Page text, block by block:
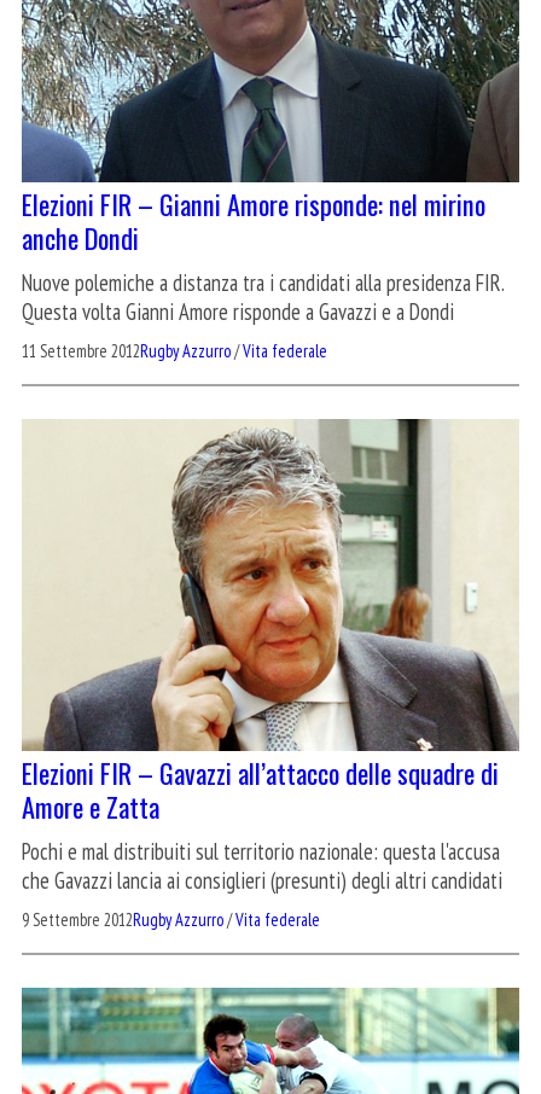
Elezioni FIR – Gianni Amore risponde: nel mirino
anche Dondi
Nuove polemiche a distanza tra i candidati alla presidenza FIR.
Questa volta Gianni Amore risponde a Gavazzi e a Dondi
11 Settembre 2012Rugby Azzurro/Vita federale
Elezioni FIR – Gavazzi all’attacco delle squadre di
Amore e Zatta
Pochi e mal distribuiti sul territorio nazionale: questa l'accusa
che Gavazzi lancia ai consiglieri (presunti) degli altri candidati
9 Settembre 2012Rugby Azzurro/Vita federale